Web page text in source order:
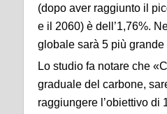
(dopo aver raggiunto il
e il 2060) è dell’1,76%.
globale sarà 5 più
Lo studio fa notare che
graduale del carbone,
raggiungere l’obiettivo di